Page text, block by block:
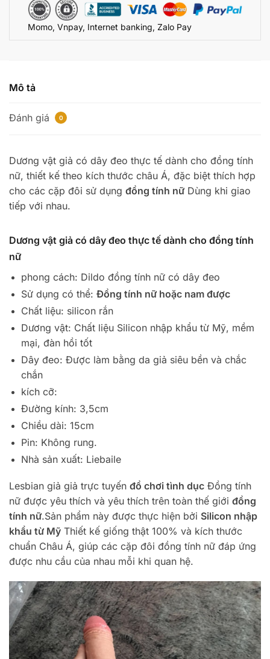
CG989
Momo, Vnpay, Internet banking, Zalo Pay
Mô tả
Đánh giá 0
Dương vật giả có dây đeo thực tế dành cho đồng tính
nữ, thiết kế theo kích thước châu Á, đặc biệt thích hợp
cho các cặp đôi sử dụng đồng tính nữ Dùng khi giao
tiếp với nhau.
Dương vật giả có dây đeo thực tế dành cho đồng tính
nữ
phong cách: Dildo đồng tính nữ có dây đeo
Sử dụng có thể: Đồng tính nữ hoặc nam được
Chất liệu: silicon rắn
Dương vật: Chất liệu Silicon nhập khẩu từ Mỹ, mềm
mại, đàn hồi tốt
Dây đeo: Được làm bằng da giả siêu bền và chắc
chắn
kích cỡ:
Đường kính: 3,5cm
Chiều dài: 15cm
Pin: Không rung.
Nhà sản xuất: Liebaile
Lesbian giả giả trực tuyến đồ chơi tình dục Đồng tính
nữ được yêu thích và yêu thích trên toàn thế giới đồng
tính nữ.Sản phẩm này được thực hiện bởi Silicon nhập
khẩu từ Mỹ Thiết kế giống thật 100% và kích thước
chuẩn Châu Á, giúp các cặp đôi đồng tính nữ đáp ứng
được nhu cầu của nhau mỗi khi quan hệ.